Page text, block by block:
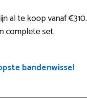
al te koop vanaf €310.
complete set.
bandenwissel